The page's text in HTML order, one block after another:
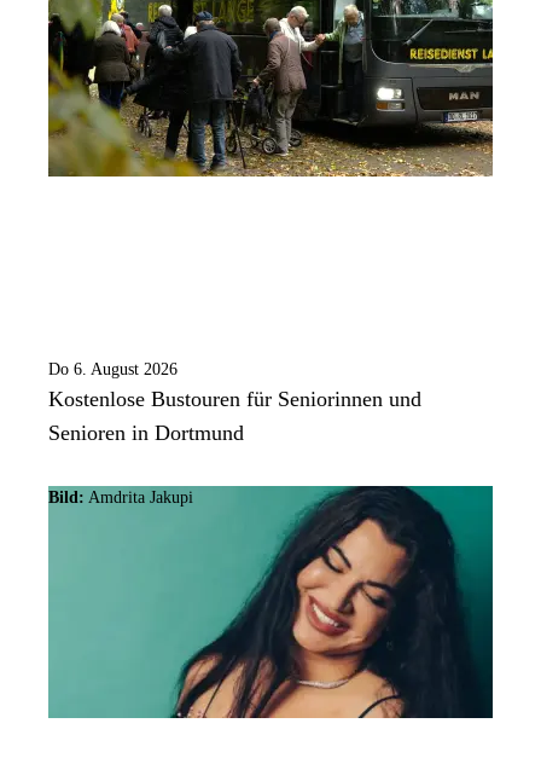
Do 6. August 2026
Kostenlose Bustouren für Seniorinnen und
Senioren in Dortmund
Bild: Amdrita Jakupi